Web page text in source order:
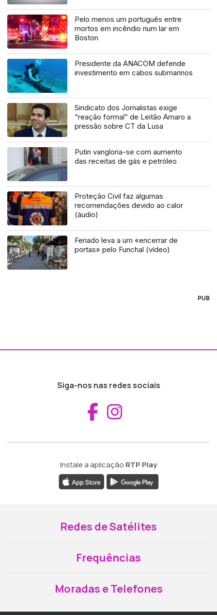
Pelo menos um português entre
mortos em incêndio num lar em
Boston
Presidente da ANACOM defende
investimento em cabos submarinos
Sindicato dos Jornalistas exige
“reação formal” de Leitão Amaro a
pressão sobre CT da Lusa
Putin vangloria-se com aumento
das receitas de gás e petróleo
Proteção Civil faz algumas
recomendações devido ao calor
(áudio)
Feriado leva a um «encerrar de
portas» pelo Funchal (vídeo)
PUB
Siga-nos nas redes sociais
Aceder ao
Instale a aplicação RTP Play
Redes de Satélites
Frequências
Moradas e Telefones